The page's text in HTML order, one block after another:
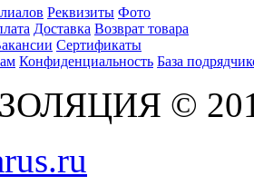
Реквизиты Фото
Доставка Возврат товара
Сертификаты
Конфиденциальность База
©